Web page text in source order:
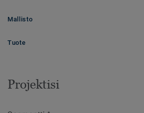
Mallisto
Tuote
Projektisi